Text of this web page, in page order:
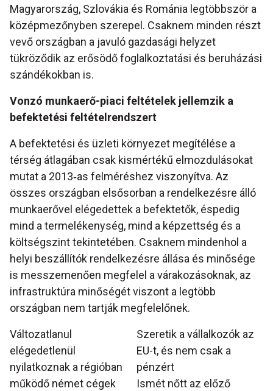
Magyarország, Szlovákia és Románia legtöbbször a
középmezőnyben szerepel. Csaknem minden részt
vevő országban a javuló gazdasági helyzet
tükröződik az erősödő foglalkoztatási és beruházási
szándékokban is.
Vonzó munkaerő-piaci feltételek jellemzik a
befektetési feltételrendszert
A befektetési és üzleti környezet megítélése a
térség átlagában csak kismértékű elmozdulásokat
mutat a 2013‐as felméréshez viszonyítva. Az
összes országban elsősorban a rendelkezésre álló
munkaerővel elégedettek a befektetők, éspedig
mind a termelékenység, mind a képzettség és a
költségszint tekintetében. Csaknem mindenhol a
helyi beszállítók rendelkezésre állása és minősége
is messzemenően megfelel a várakozásoknak, az
infrastruktúra minőségét viszont a legtöbb
országban nem tartják megfelelőnek.
Szeretik a vállalkozók az
EU-t, és nem csak a
pénzért
Ismét nőtt az előző
Változatlanul
elégedetlenül
nyilatkoznak a régióban
működő német cégek